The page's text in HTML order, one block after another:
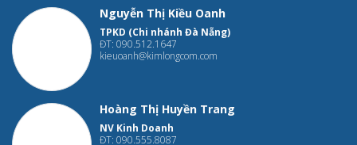
Nguyễn Thị Kiều Oanh
TPKD (Chi nhánh Đà Nẵng)
ĐT: 090.512.1647
kieuoanh@kimlongcom.com
Hoàng Thị Huyền Trang
NV Kinh Doanh
ĐT: 090.555.8087